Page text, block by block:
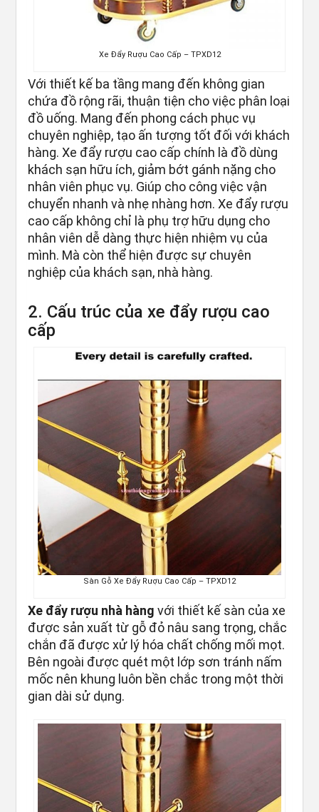
Xe Đẩy Rượu Cao Cấp – TPXD12
Với thiết kế ba tầng mang đến không gian
chứa đồ rộng rãi, thuận tiện cho việc phân loại
đồ uống. Mang đến phong cách phục vụ
chuyên nghiệp, tạo ấn tượng tốt đối với khách
hàng. Xe đẩy rượu cao cấp chính là đồ dùng
khách sạn hữu ích, giảm bớt gánh nặng cho
nhân viên phục vụ. Giúp cho công việc vận
chuyển nhanh và nhẹ nhàng hơn. Xe đẩy rượu
cao cấp không chỉ là phụ trợ hữu dụng cho
nhân viên dễ dàng thực hiện nhiệm vụ của
mình. Mà còn thể hiện được sự chuyên
nghiệp của khách sạn, nhà hàng.
2. Cấu trúc của xe đẩy rượu cao
cấp
Sàn Gỗ Xe Đẩy Rượu Cao Cấp – TPXD12
Xe đẩy rượu nhà hàng với thiết kế sàn của xe
được sản xuất từ gỗ đỏ nâu sang trọng, chắc
chắn đã được xử lý hóa chất chống mối mọt.
Bên ngoài được quét một lớp sơn tránh nấm
mốc nên khung luôn bền chắc trong một thời
gian dài sử dụng.